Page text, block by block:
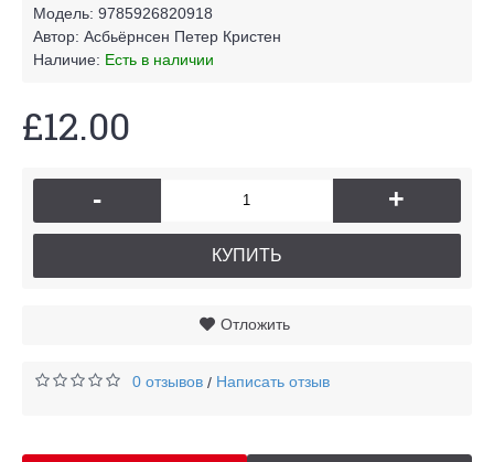
Модель: 9785926820918
Автор: Асбьёрнсен Петер Кристен
Наличие: Есть в наличии
£12.00
- +
КУПИТЬ
Отложить
0 отзывов / Написать отзыв